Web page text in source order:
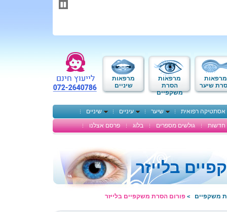
מרפאות
שיער
מרפאות
הסרת
משקפיים
מרפאות
שיניים
אסתטיקה רפואית שיער עיניים
שיניים
חדשות
גולשים מספרים בלוג פרסם אצלנו
בלייזר
משקפיים > פורום הסרת משקפיים בלייזר